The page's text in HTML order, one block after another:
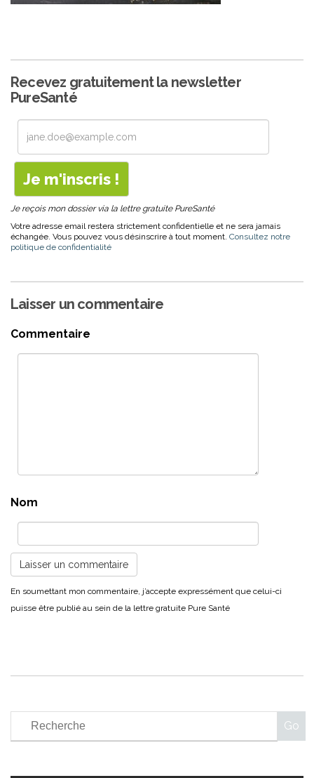
Recevez gratuitement la newsletter
PureSanté
Je reçois mon dossier via la lettre gratuite PureSanté
Votre adresse email restera strictement confidentielle et ne sera jamais
échangée. Vous pouvez vous désinscrire à tout moment. Consultez notre
politique de confidentialité
Laisser un commentaire
Commentaire
Nom